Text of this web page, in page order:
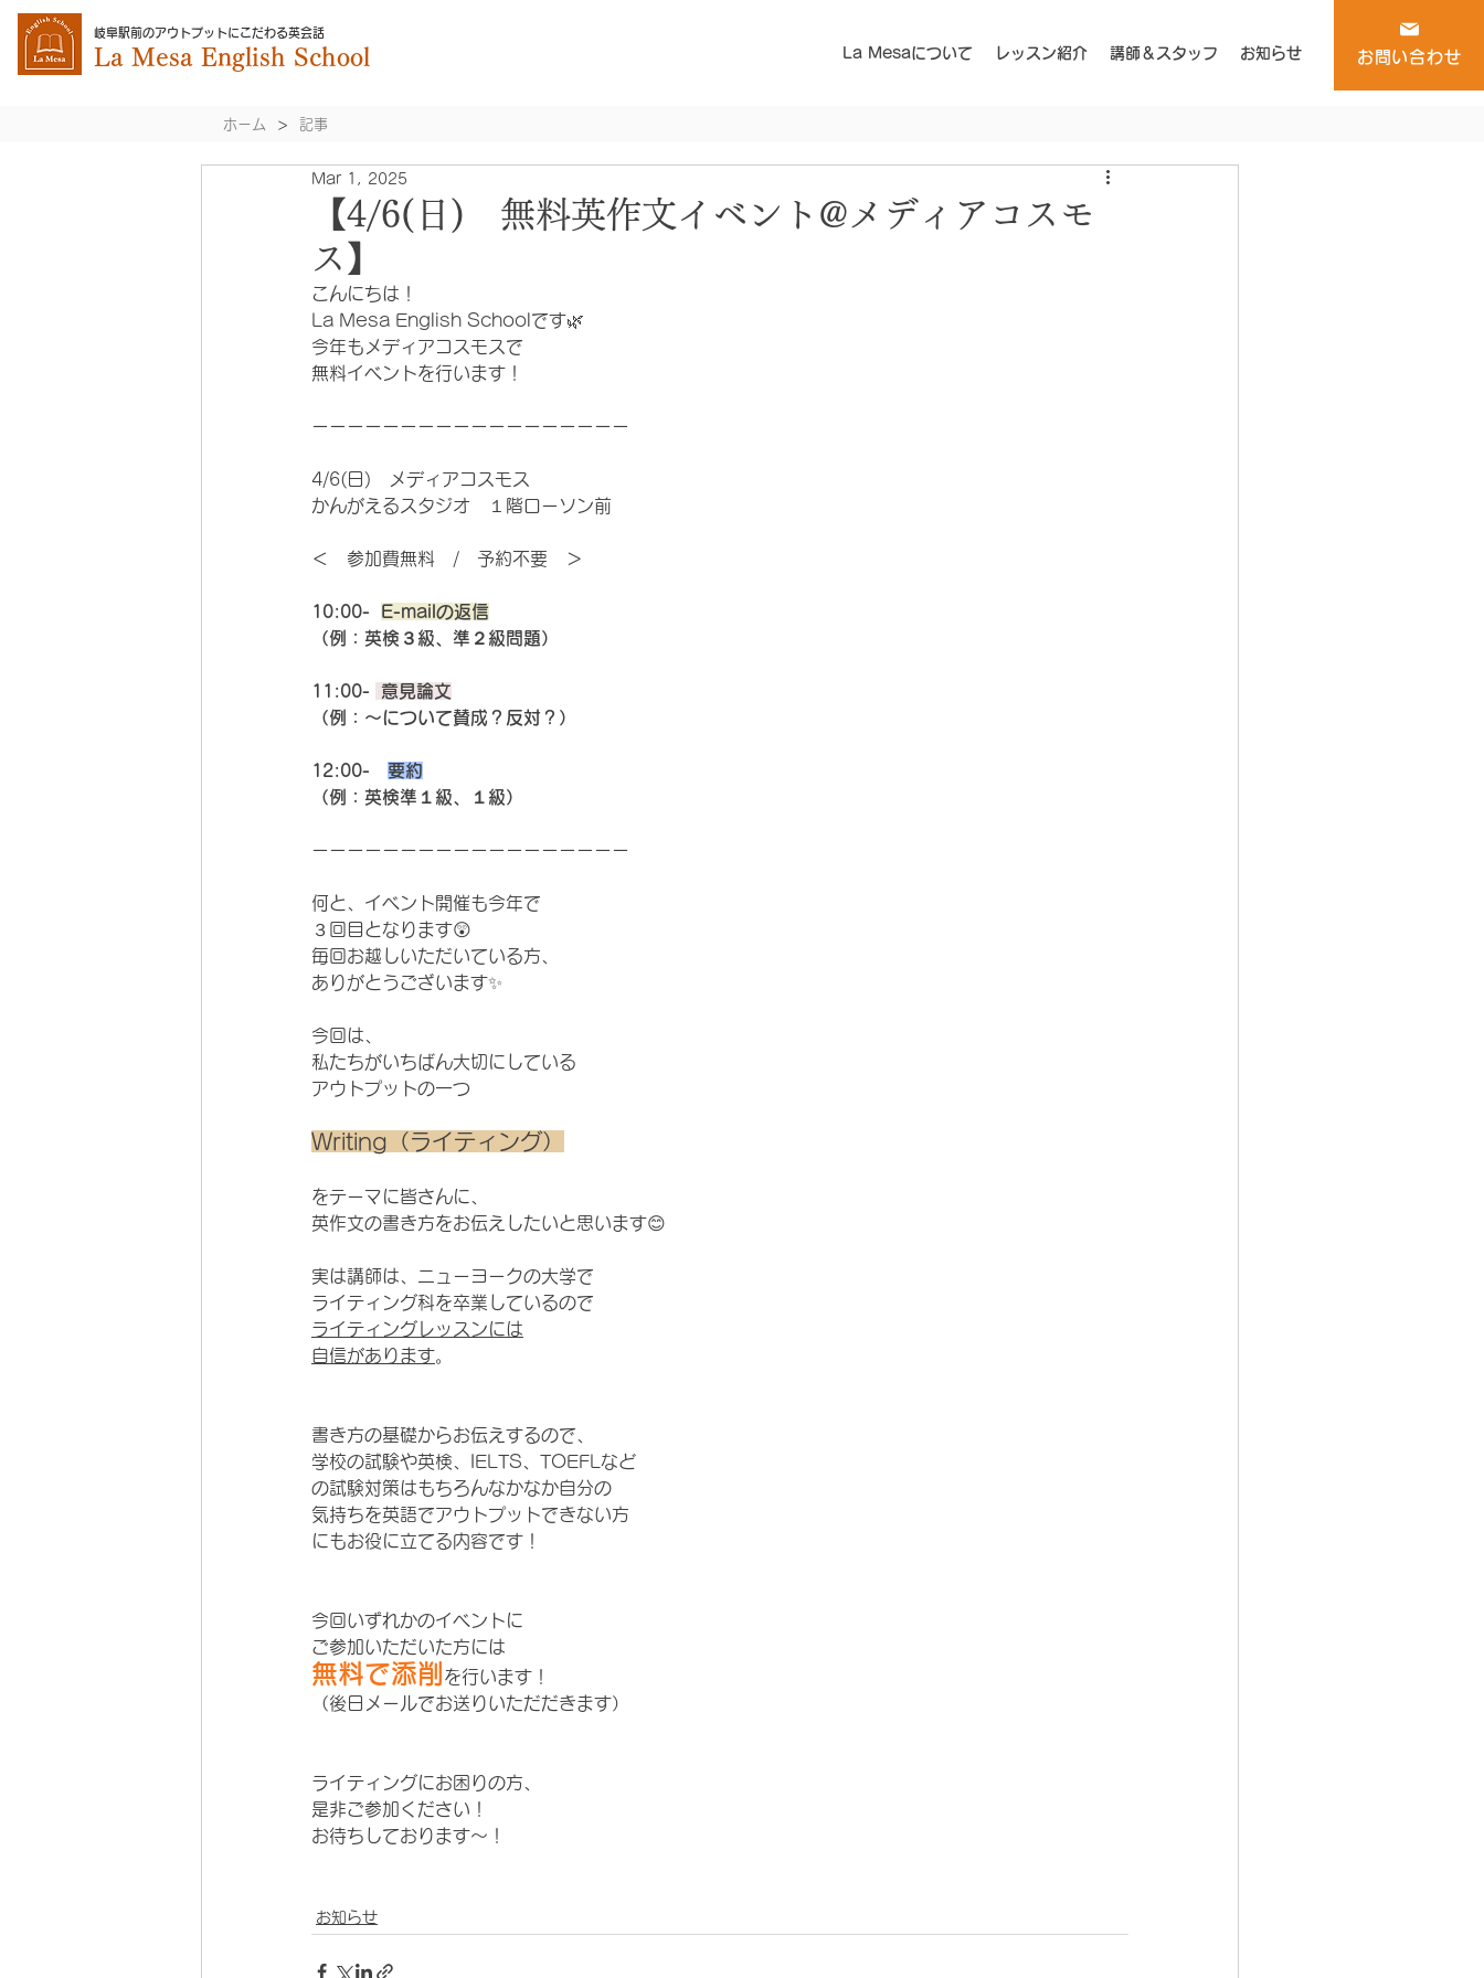
La Mesa English School
岐阜駅前のアウトプットにこだわる英会話
La Mesaについて レッスン紹介 講師＆スタッフ お知らせ お問い合わせ
ホーム > 記事
【4/6(日) 無料英作文イベント@メディアコスモ
ス】
Mar 1, 2025
こんにちは！
La Mesa English Schoolです🌿
今年もメディアコスモスで
無料イベントを行います！
ーーーーーーーーーーーーーーーーーー
4/6(日)　メディアコスモス
かんがえるスタジオ　１階ローソン前
＜　参加費無料　/　予約不要　＞
10:00- E-mailの返信
（例：英検３級、準２級問題）
11:00-
意見論文
（例：～について賛成？反対？）
12:00- 要約
（例：英検準１級、１級）
ーーーーーーーーーーーーーーーーーー
何と、イベント開催も今年で
３回目となります😲
毎回お越しいただいている方、
ありがとうございます✨
今回は、
私たちがいちばん大切にしている
アウトプットの一つ
Writing（ライティング）
をテーマに皆さんに、
英作文の書き方をお伝えしたいと思います😊
実は講師は、ニューヨークの大学で
ライティング科を卒業しているので
ライティングレッスンには
自信があります。
書き方の基礎からお伝えするので、
学校の試験や英検、IELTS、TOEFLなど
の試験対策はもちろんなかなか自分の
気持ちを英語でアウトプットできない方
にもお役に立てる内容です！
今回いずれかのイベントに
ご参加いただいた方には
無料で添削 を行います！
（後日メールでお送りいただだきます）
ライティングにお困りの方、
是非ご参加ください！
お待ちしております～！
お知らせ